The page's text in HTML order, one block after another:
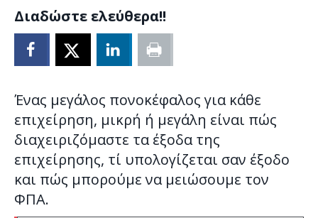
Διαδώστε ελεύθερα!!
Ένας μεγάλος πονοκέφαλος για κάθε
επιχείρηση, μικρή ή μεγάλη είναι πώς
διαχειριζόμαστε τα έξοδα της
επιχείρησης, τί υπολογίζεται σαν έξοδο
και πώς μπορούμε να μειώσουμε τον
ΦΠΑ.